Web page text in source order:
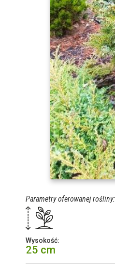
Parametry oferowanej rośliny:
Wysokość:
25 cm